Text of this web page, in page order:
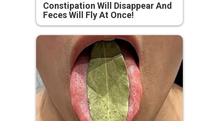
Constipation Will Disappear And
Feces Will Fly At Once!